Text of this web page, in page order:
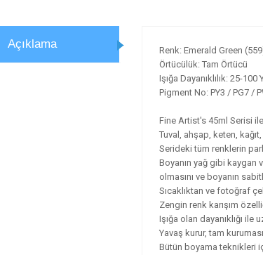
Açıklama
Renk: Emerald Green
Örtücülük: Tam Örtücü
Işığa Dayanıklılık: 25-100
Pigment No: PY3 / PG7 /
Fine Artist's 45ml Serisi
Tuval, ahşap, keten,
Serideki tüm renklerin
Boyanın yağ gibi kaygan
olmasını ve boyanın
Sıcaklıktan ve fotoğraf
Zengin renk karışım
Işığa olan dayanıklığı ile
Yavaş kurur, tam
Bütün boyama teknikleri